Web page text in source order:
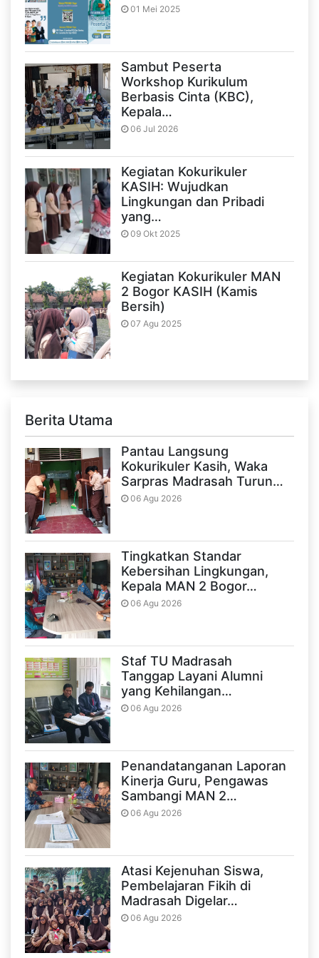
01 Mei 2025
Sambut Peserta
Workshop Kurikulum
Berbasis Cinta (KBC),
Kepala…
06 Jul 2026
Kegiatan Kokurikuler
KASIH: Wujudkan
Lingkungan dan Pribadi
yang…
09 Okt 2025
Kegiatan Kokurikuler MAN
2 Bogor KASIH (Kamis
Bersih)
07 Agu 2025
Berita Utama
Pantau Langsung
Kokurikuler Kasih, Waka
Sarpras Madrasah Turun…
06 Agu 2026
Tingkatkan Standar
Kebersihan Lingkungan,
Kepala MAN 2 Bogor…
06 Agu 2026
Staf TU Madrasah
Tanggap Layani Alumni
yang Kehilangan…
06 Agu 2026
Penandatanganan Laporan
Kinerja Guru, Pengawas
Sambangi MAN 2…
06 Agu 2026
Atasi Kejenuhan Siswa,
Pembelajaran Fikih di
Madrasah Digelar…
06 Agu 2026